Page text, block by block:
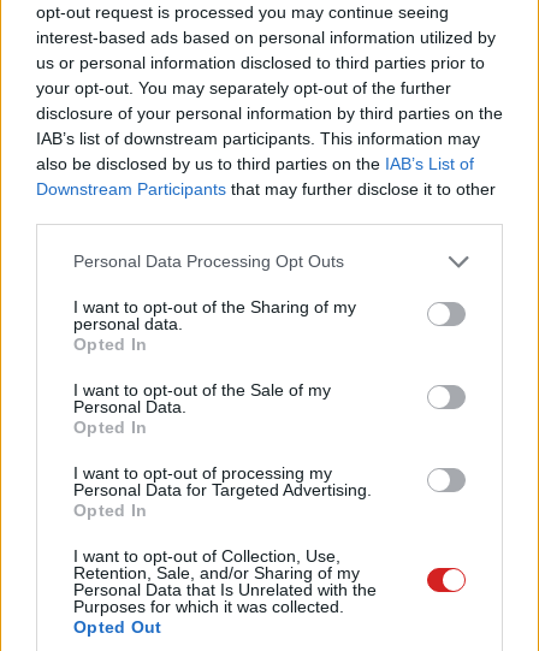
opt-out request is processed you may continue seeing
interest-based ads based on personal information utilized by
us or personal information disclosed to third parties prior to
your opt-out. You may separately opt-out of the further
disclosure of your personal information by third parties on the
IAB’s list of downstream participants. This information may
also be disclosed by us to third parties on the IAB’s List of
Downstream Participants that may further disclose it to other
Please note that this website/app uses one or more Google
not limited to your visit or usage behaviour. You may click to
grant or deny consent to Google and its third-party tags to
use your data for below specified purposes in below Google
consent section.
Personal Data Processing Opt Outs
I want to opt-out of the Sharing of my
personal data.
Opted In
I want to opt-out of the Sale of my
Personal Data.
Opted In
I want to opt-out of processing my
Personal Data for Targeted Advertising.
Opted In
I want to opt-out of Collection, Use,
Retention, Sale, and/or Sharing of my
Personal Data that Is Unrelated with the
Purposes for which it was collected.
Opted Out
Intel Alder Lake - ár,
megjelenés, és minden, amit
ma megtudtunk
Erdei Patrik 2021 október 27. 18:22
Az Intel bemutatta vadonatúj, 12. generációs
pletykákból.
Miután az AMD a Ryzennel új erőre kapott, nagy lett a
villantania, amik megmutatják, hogy még mindig
érdemes piros helyett kéket választani. Még nem tudjuk,
mennyire sikerült ez az Intel Alder Lake-szériájával, de